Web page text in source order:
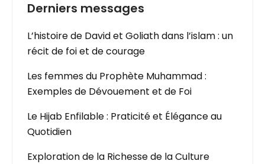
Derniers messages
L’histoire de David et Goliath dans l’islam : un
récit de foi et de courage
Les femmes du Prophète Muhammad :
Exemples de Dévouement et de Foi
Le Hijab Enfilable : Praticité et Élégance au
Quotidien
Exploration de la Richesse de la Culture